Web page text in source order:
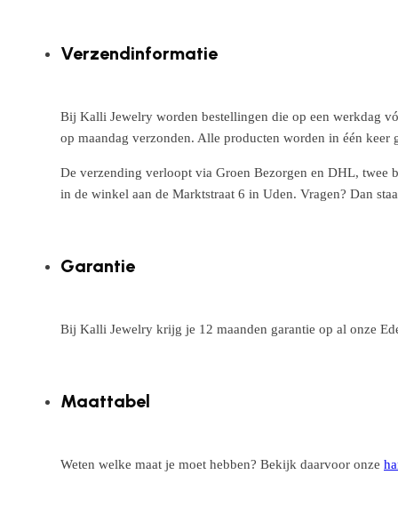
Verzendinformatie
Bij Kalli Jewelry worden bestellingen die op een werkdag
op maandag verzonden. Alle producten worden in één
De verzending verloopt via Groen Bezorgen en DHL, twee
in de winkel aan de Marktstraat 6 in Uden. Vragen? Dan
Garantie
Bij Kalli Jewelry krijg je 12 maanden garantie op al onze
Maattabel
Weten welke maat je moet hebben? Bekijk daarvoor onze